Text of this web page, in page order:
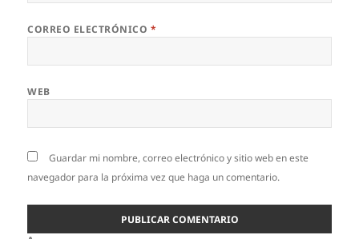
CORREO ELECTRÓNICO *
WEB
Guardar mi nombre, correo electrónico y sitio web en este
navegador para la próxima vez que haga un comentario.